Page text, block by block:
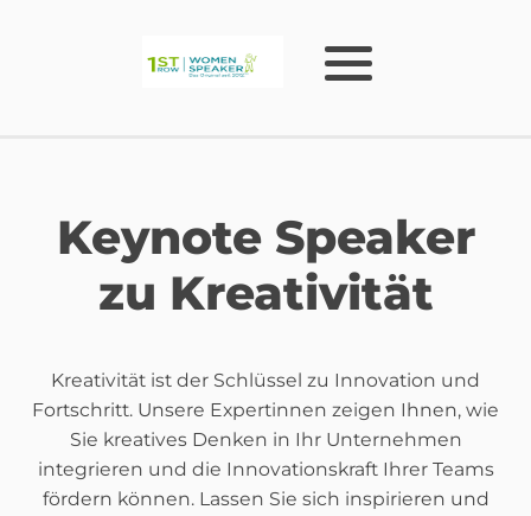
Keynote Speaker
zu Kreativität
Kreativität ist der Schlüssel zu Innovation und
Fortschritt. Unsere Expertinnen zeigen Ihnen, wie
Sie kreatives Denken in Ihr Unternehmen
integrieren und die Innovationskraft Ihrer Teams
fördern können. Lassen Sie sich inspirieren und